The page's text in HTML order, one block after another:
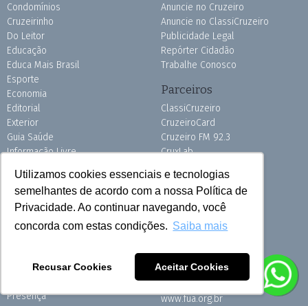
Utilizamos cookies essenciais e tecnologias
semelhantes de acordo com a nossa Política de
Privacidade. Ao continuar navegando, você
concorda com estas condições. Saiba mais
Recusar Cookies Aceitar Cookies
Condomínios
Cruzeirinho
Do Leitor
Educação
Educa Mais Brasil
Esporte
Economia
Editorial
Exterior
Guia Saúde
Informação Livre
Magnus Futsal
Mix
Motor
Pets
Necrologia
Presença
Anuncie no Cruzeiro
Anuncie no ClassiCruzeiro
Publicidade Legal
Repórter Cidadão
Trabalhe Conosco
Parceiros
ClassiCruzeiro
CruzeiroCard
Cruzeiro FM 92.3
CruxLab
Depositphotos
Burh
Pink do Bem OSSEL
Fundação Ubaldino do
Amaral
www.fua.org.br